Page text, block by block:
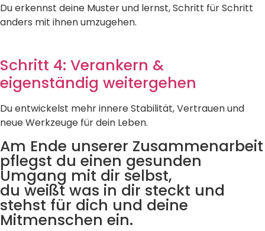
Du erkennst deine Muster und lernst, Schritt für Schritt
anders mit ihnen umzugehen.
Schritt 4: Verankern &
eigenständig weitergehen
Du entwickelst mehr innere Stabilität, Vertrauen und
neue Werkzeuge für dein Leben.
Am Ende unserer Zusammenarbeit
pflegst du einen gesunden
Umgang mit dir selbst,
du weißt was in dir steckt und
stehst für dich und deine
Mitmenschen ein.